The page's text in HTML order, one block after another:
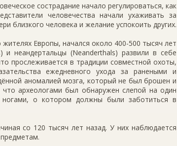
сострадание начало регулироваться, как
человечества начали ухаживать за
близкого человека и желание успокоить других.
Европы, начался около 400-500 тысяч лет
и неандертальцы (Neanderthals) развили в себе
прослеживается в традиции совместной охоты,
ежедневного ухода за ранеными и
аномалией мозга, который не был брошен и
археологами был обнаружен слепой на один
ногами, о котором должны были заботиться в
со 120 тысяч лет назад. У них наблюдается